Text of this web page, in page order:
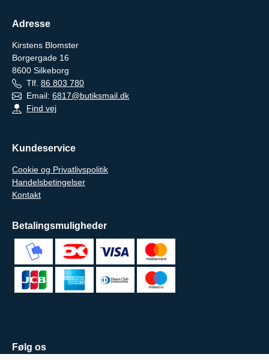
Adresse
Kirstens Blomster
Borgergade 16
8600 Silkeborg
Tlf. 86 803 780
Email: 6817@butiksmail.dk
Find vej
Kundeservice
Cookie og Privatlivspolitik
Handelsbetingelser
Kontakt
Betalingsmuligheder
Følg os